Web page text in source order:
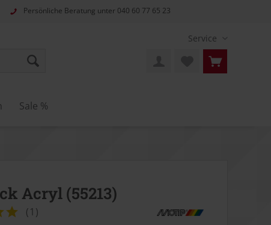
Persönliche Beratung unter 040 60 77 65 23
Service
Sale %
Acryl (55213)
(1 )